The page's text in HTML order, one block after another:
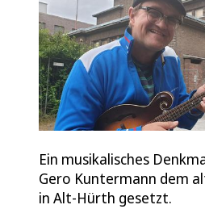
Ein musikalisches
Gero Kuntermann dem
in Alt-Hürth gesetzt.